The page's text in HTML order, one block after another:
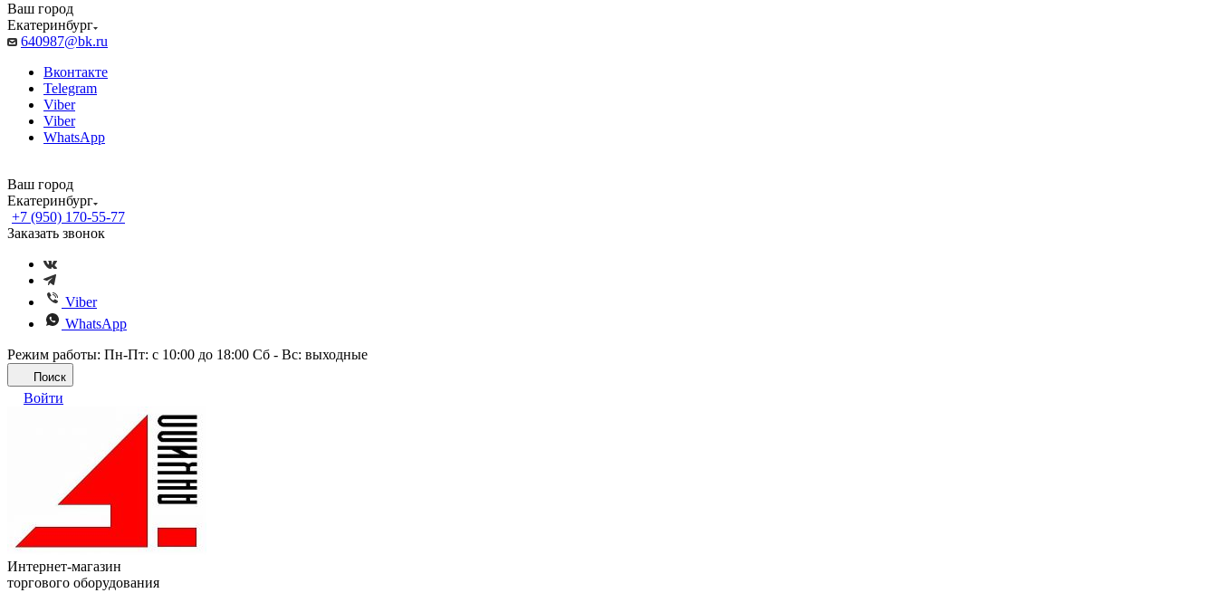
Ваш город
Екатеринбург
640987@bk.ru
Вконтакте
Telegram
Viber
Viber
WhatsApp
Ваш город
Екатеринбург
+7 (950) 170-55-77
Заказать звонок
Viber
WhatsApp
Режим работы: Пн-Пт: с 10:00 до 18:00 Сб - Вс: выходные
Поиск
Войти
Интернет-магазин
торгового оборудования